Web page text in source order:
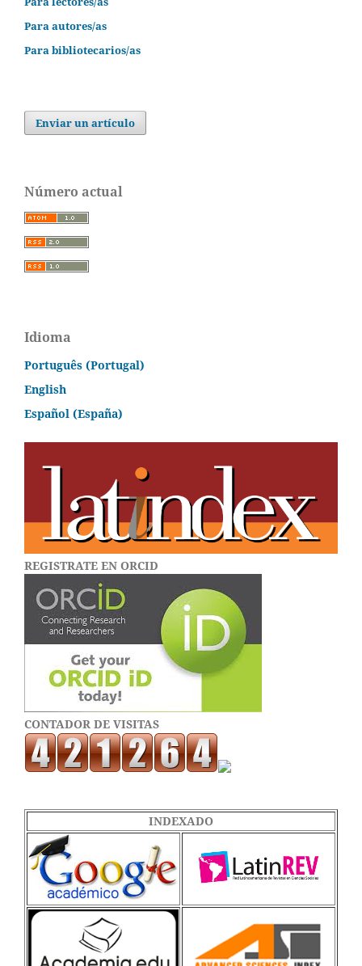
Para autores/as
Para bibliotecarios/as
Enviar un artículo
Número actual
Idioma
Português (Portugal)
English
Español (España)
REGISTRATE EN ORCID
CONTADOR DE VISITAS
INDEXADO